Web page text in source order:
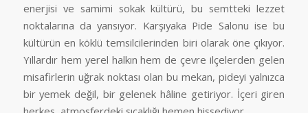
enerjisi ve samimi sokak kültürü, bu semtteki lezzet
noktalarına da yansıyor. Karşıyaka Pide Salonu ise bu
kültürün en köklü temsilcilerinden biri olarak öne çıkıyor.
Yıllardır hem yerel halkın hem de çevre ilçelerden gelen
misafirlerin uğrak noktası olan bu mekan, pideyi yalnızca
bir yemek değil, bir gelenek hâline getiriyor. İçeri giren